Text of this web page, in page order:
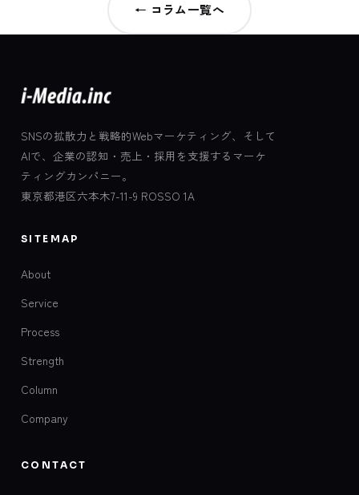
← コラム一覧へ
SNSの拡散力と戦略的Webマーケティング、そして
AIで、企業の認知・売上・採用を支援するマーケ
ティングカンパニー。
東京都港区六本木7-11-9 ROSSO 1A
SITEMAP
About
Service
Process
Strength
Column
Company
CONTACT